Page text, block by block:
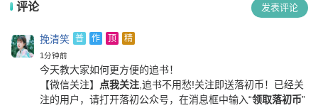
评论 发表评论
挽清笑 普 作 顶 精
1分钟前
今天教大家如何更方便的追书！
【微信关注】 点我关注,追书不用愁!关注即送落初币！ 已经关
注的用户，请打开落初公众号，在消息框中输入“领取落初币”